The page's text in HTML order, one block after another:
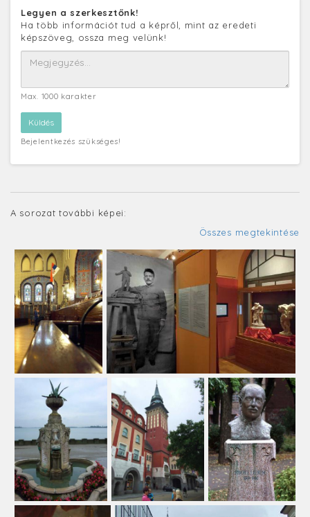
Legyen a szerkesztőnk!
Ha több információt tud a képről, mint az eredeti
képszöveg, ossza meg velünk!
Max. 1000 karakter
Bejelentkezés szükséges!
A sorozat további képei:
Összes megtekintése